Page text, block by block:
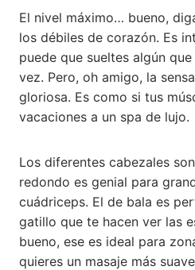
El nivel máximo… bueno,
los débiles de corazón. Es
puede que sueltes algún
vez. Pero, oh amigo, la
gloriosa. Es como si tus
vacaciones a un spa de lujo.
Los diferentes cabezales
redondo es genial para
cuádriceps. El de bala es
gatillo que te hacen ver las
bueno, ese es ideal para
quieres un masaje más